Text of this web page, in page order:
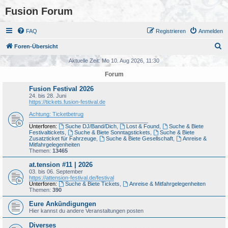
Fusion Forum
FAQ Anmelden
Registrieren
Foren-Übersicht
Aktuelle Zeit: Mo 10. Aug 2026, 11:30
Forum
Fusion Festival 2026
24. bis 28. Juni
https://tickets.fusion-festival.de
Achtung: Ticketbetrug
Unterforen:
Suche DJ/Band/Dich, Lost & Found,
Suche & Biete
Festivaltickets
Suche & Biete Sonntagstickets
Suche & Biete
Zusatzticket für Fahrzeuge
Suche & Biete Gesellschaft,
Anreise &
Mitfahrgelegenheiten
Themen: 13465
at.tension #11 | 2026
03. bis 06. September
https://attension-festival.de/festival
Unterforen:
Suche & Biete Tickets
Anreise & Mitfahrgelegenheiten
Themen: 390
Eure Ankündigungen
Hier kannst du andere Veranstaltungen posten
Diverses